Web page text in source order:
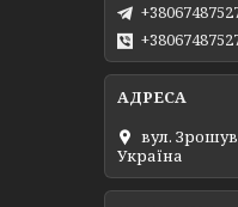
вул.
Україна